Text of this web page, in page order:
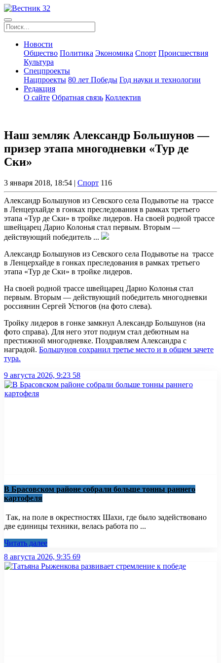
Новости
Общество Политика Экономика Спорт Происшествия
Культура
Спецпроекты
Нацпроекты 80 лет Победы Год науки и технологии
Редакция
О сайте Обратная связь Коллектив
Наш земляк Александр Большунов —
призер этапа многодневки «Тур де
Ски»
3 января 2018, 18:54 | Спорт 116
Александр Большунов из Севского села Подывотье на трассе
в Ленцерхайде в гонках преследования в рамках третьего
этапа «Тур де Ски» в тройке лидеров. На своей родной трассе
швейцарец Дарио Колонья стал первым. Вторым —
действующий победитель ...
Александр Большунов из Севского села Подывотье на трассе
в Ленцерхайде в гонках преследования в рамках третьего
этапа «Тур де Ски» в тройке лидеров.
На своей родной трассе швейцарец Дарио Колонья стал
первым. Вторым — действующий победитель многодневки
россиянин Сергей Устюгов (на фото слева).
Тройку лидеров в гонке замкнул Александр Большунов (на
фото справа). Для него этот подиум стал дебютным на
престижной многодневке. Поздравляем Александра с
наградой. Большунов сохранил третье место и в общем зачете
тура.
9 августа 2026, 9:23 58
В Брасовском районе собрали больше тонны раннего
картофеля
Так, на поле в окрестностях Шахи, где было задействовано
две единицы техники, велась работа по ...
Читать далее
8 августа 2026, 9:35 69